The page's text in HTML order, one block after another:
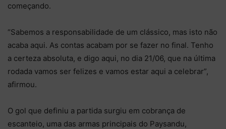
começando.
“Sabemos a responsabilidade de um clássico, mas isto não
acaba aqui. As contas acabam por se fazer no final. Tenho
a certeza absoluta, e digo aqui, no dia 21/06, que na última
rodada vamos ser felizes e vamos estar aqui a celebrar”,
afirmou.
O gol que definiu a partida surgiu em cobrança de
escanteio, uma das armas principais do Paysandu,